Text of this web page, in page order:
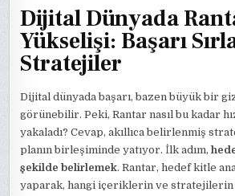
Dijital Dünyada
Yükselişi: Başarı
Stratejiler
Dijital dünyada başarı, bazen büyük bir
görünebilir. Peki, Rantar nasıl bu kadar
yakaladı? Cevap, akıllıca belirlenmiş
planın birleşiminde yatıyor. İlk adım,
şekilde belirlemek. Rantar, hedef kitle
yaparak, hangi içeriklerin ve stratejilerin